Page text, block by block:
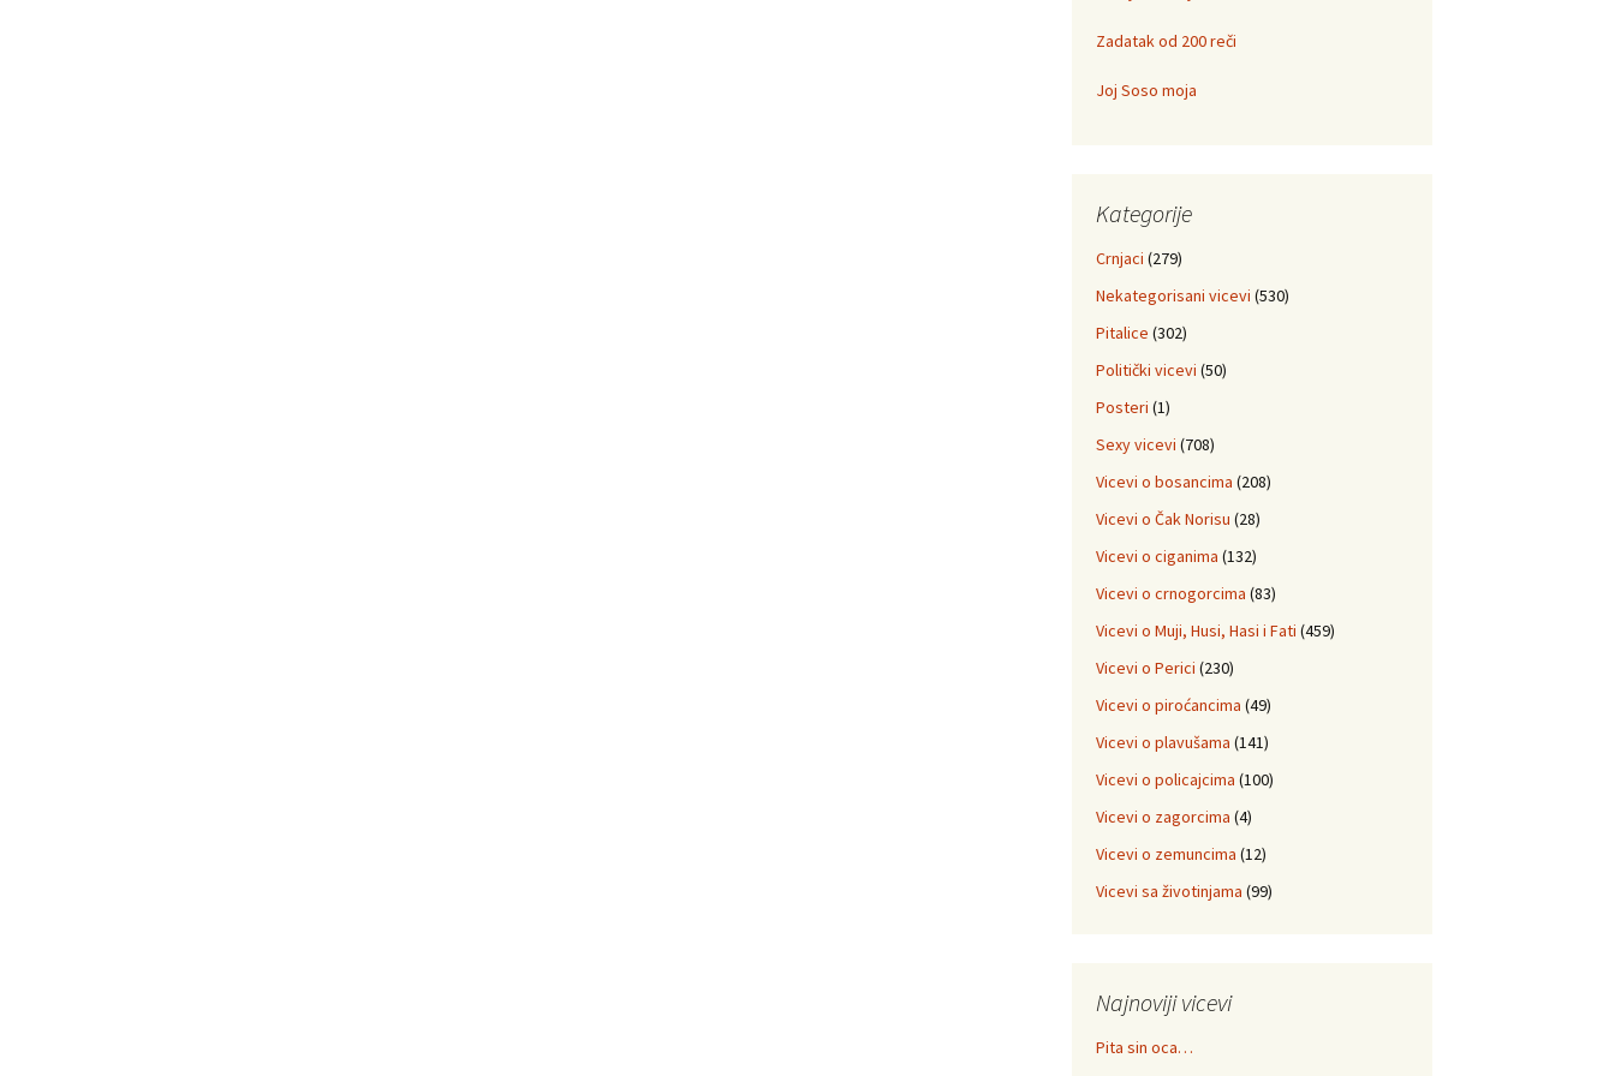
Zadatak od 200 reči
Joj Soso moja
Kategorije
Crnjaci (279)
Nekategorisani vicevi (530)
Pitalice (302)
Politički vicevi (50)
Posteri (1)
Sexy vicevi (708)
Vicevi o bosancima (208)
Vicevi o Čak Norisu (28)
Vicevi o ciganima (132)
Vicevi o crnogorcima (83)
Vicevi o Muji, Husi, Hasi i Fati (459)
Vicevi o Perici (230)
Vicevi o piroćancima (49)
Vicevi o plavušama (141)
Vicevi o policajcima (100)
Vicevi o zagorcima (4)
Vicevi o zemuncima (12)
Vicevi sa životinjama (99)
Najnoviji vicevi
Pita sin oca…